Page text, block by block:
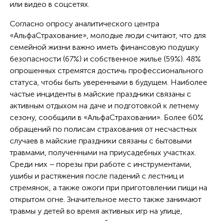
или видео в соцсетях.
Согласно опросу аналитического центра
«АльфаСтрахование», молодые люди считают, что для
семейной жизни важно иметь финансовую подушку
безопасности (67%) и собственное жилье (59%). 48%
опрошенных стремятся достичь профессионального
статуса, чтобы быть уверенными в будущем. Наиболее
частые инциденты в майские праздники связаны с
активным отдыхом на даче и подготовкой к летнему
сезону, сообщили в «АльфаСтраховании». Более 60%
обращений по полисам страхования от несчастных
случаев в майские праздники связаны с бытовыми
травмами, полученными на приусадебных участках.
Среди них – порезы при работе с инструментами,
ушибы и растяжения после падений с лестниц и
стремянок, а также ожоги при приготовлении пищи на
открытом огне. Значительное место также занимают
травмы у детей во время активных игр на улице,